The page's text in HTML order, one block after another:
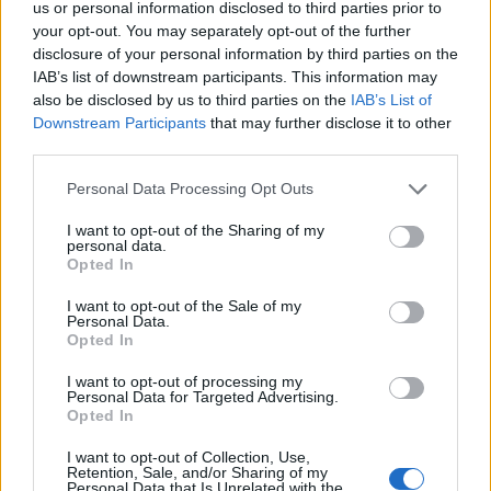
us or personal information disclosed to third parties prior to
your opt-out. You may separately opt-out of the further
disclosure of your personal information by third parties on the
IAB’s list of downstream participants. This information may
also be disclosed by us to third parties on the IAB’s List of
Downstream Participants that may further disclose it to other
Personal Data Processing Opt Outs
I want to opt-out of the Sharing of my
personal data.
Opted In
I want to opt-out of the Sale of my
Personal Data.
Opted In
I want to opt-out of processing my
Personal Data for Targeted Advertising.
Opted In
I want to opt-out of Collection, Use,
Retention, Sale, and/or Sharing of my
Personal Data that Is Unrelated with the
Απαρηγόρητη είναι η οικογένεια του μικρού παιδιού που
πνίγηκε καθώς έτρωγε σταφύλι. Όλα…
Τήνος: Σκηνές αρχαίας τραγωδίας για το
3χρονο αγοράκι – Το πρωινό φαγητό που
το οδήγησε στον θάνατο